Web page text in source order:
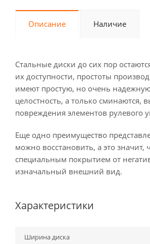
Описание Наличие
Стальные диски до сих пор
их доступности, простоты
имеют простую, но очень
целостность, а только сминаются,
повреждения элементов рулевого
Еще одно преимущество
можно восстановить, а это
специальным покрытием от
изначальный внешний вид.
Характеристики
Ширина диска